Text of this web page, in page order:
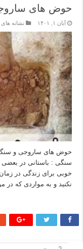
حوض های
آبان ۱, ۱۴۰۱ نشانه های
حوض های ساروجی و
سنگی : باستانی در بعضی
خوبی برای زندگی در
نکنید و به مواردی که